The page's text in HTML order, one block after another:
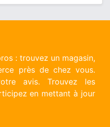
: trouvez un magasin,
près de chez vous.
avis. Trouvez les
en mettant à jour